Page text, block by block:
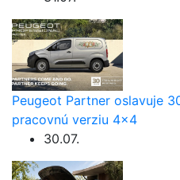
Peugeot Partner oslavuje
pracovnú verziu 4×4
30.07.